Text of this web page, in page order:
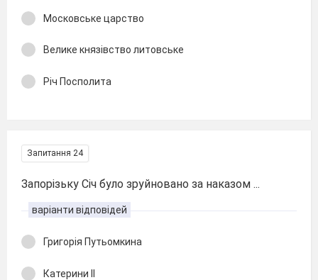
Московське царство
Велике князівство литовське
Річ Посполита
Запитання 24
Запорізьку Січ було зруйновано за наказом ...
варіанти відповідей
Григорія Путьомкина
Катерини ІІ